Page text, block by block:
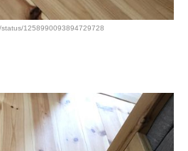
1258990093894729728